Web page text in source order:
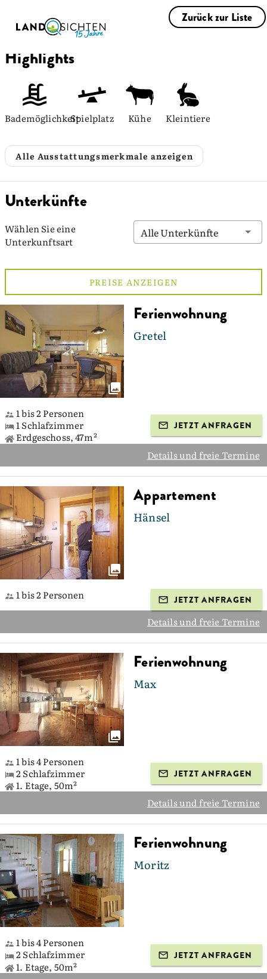
Zurück zur Liste
Highlights
BademöglichkeitSpielplatz Kühe Kleintiere
Alle Ausstattungsmerkmale anzeigen
Unterkünfte
Wählen Sie eine
Unterkunftsart
Alle Unterkünfte
PREISE ANZEIGEN
Ferienwohnung
Gretel
1 bis 2 Personen
1 Schlafzimmer
Erdgeschoss, 47m²
JETZT ANFRAGEN
Details und freie Termine
Appartement
Hänsel
1 bis 2 Personen JETZT ANFRAGEN
Details und freie Termine
Ferienwohnung
Max
1 bis 4 Personen
2 Schlafzimmer
1. Etage, 50m²
JETZT ANFRAGEN
Details und freie Termine
Ferienwohnung
Moritz
1 bis 4 Personen
2 Schlafzimmer
1. Etage, 50m²
JETZT ANFRAGEN